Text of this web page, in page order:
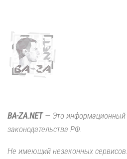
BA-ZA.NET— Это информационный
законодательства РФ.
Не имеющий незаконных сервисов.